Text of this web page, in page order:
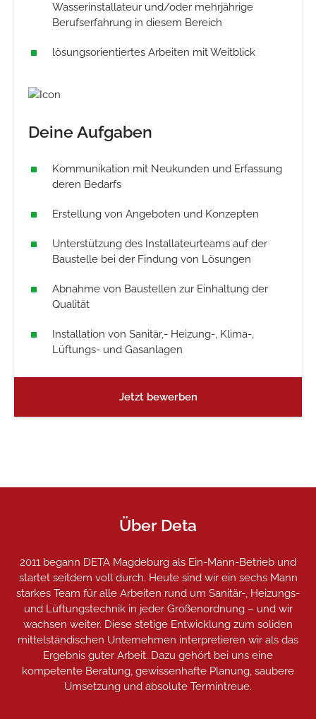
Wasserinstallateur und/oder mehrjährige
Berufserfahrung in diesem Bereich
lösungsorientiertes Arbeiten mit Weitblick
Deine Aufgaben
Kommunikation mit Neukunden und Erfassung
deren Bedarfs
Erstellung von Angeboten und Konzepten
Unterstützung des Installateurteams auf der
Baustelle bei der Findung von Lösungen
Abnahme von Baustellen zur Einhaltung der
Qualität
Installation von Sanitär,- Heizung-, Klima-,
Lüftungs- und Gasanlagen
Jetzt bewerben
Über Deta
2011 begann DETA Magdeburg als Ein-Mann-Betrieb und
startet seitdem voll durch. Heute sind wir ein sechs Mann
starkes Team für alle Arbeiten rund um Sanitär-, Heizungs-
und Lüftungstechnik in jeder Größenordnung – und wir
wachsen weiter. Diese stetige Entwicklung zum soliden
mittelständischen Unternehmen interpretieren wir als das
Ergebnis guter Arbeit. Dazu gehört bei uns eine
kompetente Beratung, gewissenhafte Planung, saubere
Umsetzung und absolute Termintreue.